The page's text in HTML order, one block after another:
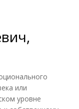
или
уровне